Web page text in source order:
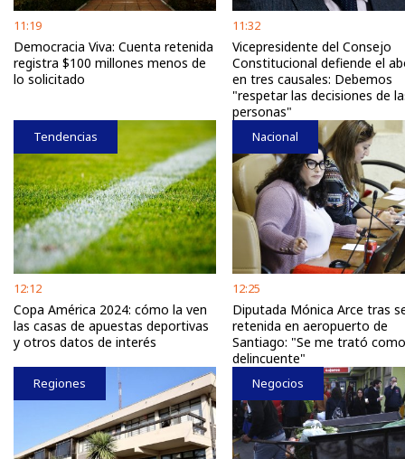
11:19
Democracia Viva: Cuenta retenida
registra $100 millones menos de
lo solicitado
11:32
Vicepresidente del Consejo
Constitucional defiende el
en tres causales: Debemos
"respetar las decisiones de
personas"
Tendencias
12:12
Copa América 2024: cómo la ven
las casas de apuestas deportivas
y otros datos de interés
Nacional
12:25
Diputada Mónica Arce tras
retenida en aeropuerto de
Santiago: "Se me trató
delincuente"
Regiones Negocios